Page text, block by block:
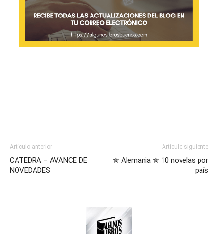
Artículo anterior
CATEDRA – AVANCE DE
NOVEDADES
Artículo siguiente
✯ Alemania ✯ 10 novelas por
país